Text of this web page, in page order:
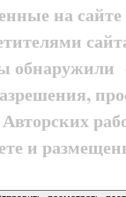
на сайте
и